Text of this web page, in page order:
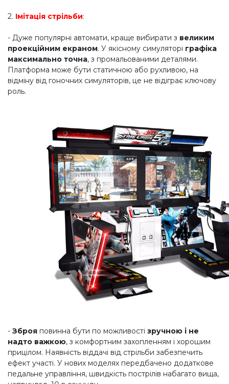
2. Імітація стрільби:
- Дуже популярні автомати, краще вибирати з великим
проекційним екраном. У якісному симуляторі графіка
максимально точна, з промальованими деталями.
Платформа може бути статичною або рухливою, на
відміну від гоночних симуляторів, це не відіграє ключову
роль.
- Зброя повинна бути по можливості зручною і не
надто важкою, з комфортним захопленням і хорошим
прицілом. Наявність віддачі від стрільби забезпечить
ефект участі. У нових моделях передбачено додаткове
педальне управління, швидкість пострілів набагато вища,